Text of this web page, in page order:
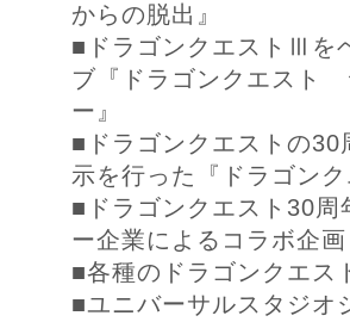
からの脱出』
■ドラゴンクエストⅢを
ブ『ドラゴンクエスト
ー』
■ドラゴンクエストの
示を行った『ドラゴン
■ドラゴンクエスト30
ー企業によるコラボ企画
■各種のドラゴンクエス
■ユニバーサルスタジオ